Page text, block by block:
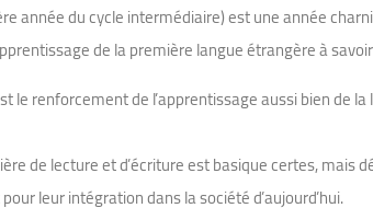
année du cycle intermédiaire) est une année
de la première langue étrangère à
le renforcement de l’apprentissage aussi bien de
de lecture et d’écriture est basique certes, mais
leur intégration dans la société d’aujourd’hui.